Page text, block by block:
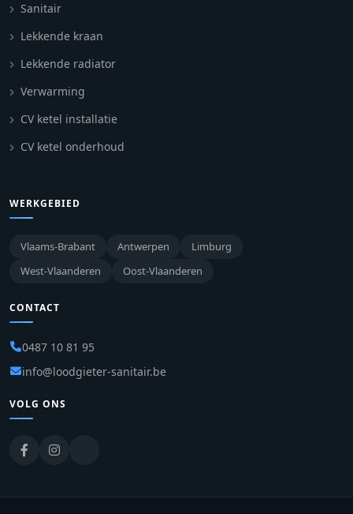
Sanitair
Lekkende kraan
Lekkende radiator
Verwarming
CV ketel installatie
CV ketel onderhoud
WERKGEBIED
Vlaams-Brabant Antwerpen
Limburg
West-Vlaanderen
Oost-Vlaanderen
CONTACT
0487 10 81 95
info@loodgieter-sanitair.be
VOLG ONS